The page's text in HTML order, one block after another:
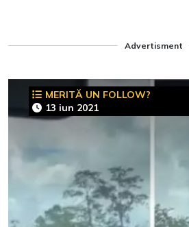
Advertisment
MERITĂ UN FOLLOW?
13 iun 2021